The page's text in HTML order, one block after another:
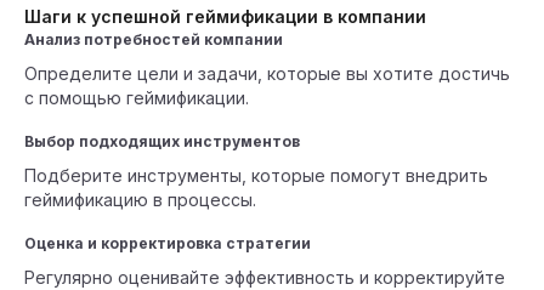
Шаги к успешной геймификации в компании
Анализ потребностей компании
Определите цели и задачи, которые вы хотите достичь
с помощью геймификации.
Выбор подходящих инструментов
Подберите инструменты, которые помогут внедрить
геймификацию в процессы.
Оценка и корректировка стратегии
Регулярно оценивайте эффективность и корректируйте